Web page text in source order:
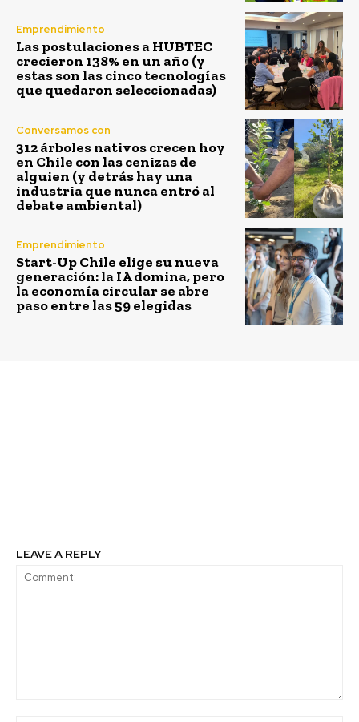
Emprendimiento
Las postulaciones a HUBTEC
crecieron 138% en un año (y
estas son las cinco tecnologías
que quedaron seleccionadas)
Conversamos con
312 árboles nativos crecen hoy
en Chile con las cenizas de
alguien (y detrás hay una
industria que nunca entró al
debate ambiental)
Emprendimiento
Start-Up Chile elige su nueva
generación: la IA domina, pero
la economía circular se abre
paso entre las 59 elegidas
LEAVE A REPLY